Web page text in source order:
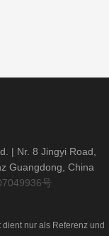
| Nr. 8 Jingyi Road,
Guangdong, China
号
nur als Referenz und